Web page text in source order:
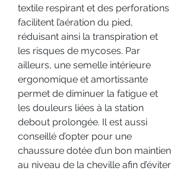
textile respirant et des perforations
facilitent l’aération du pied,
réduisant ainsi la transpiration et
les risques de mycoses. Par
ailleurs, une semelle intérieure
ergonomique et amortissante
permet de diminuer la fatigue et
les douleurs liées à la station
debout prolongée. Il est aussi
conseillé d’opter pour une
chaussure dotée d’un bon maintien
au niveau de la cheville afin d’éviter